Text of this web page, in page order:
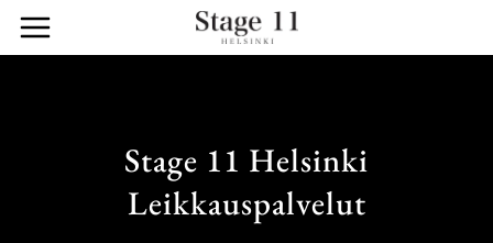
Siirry
sisältöön
Stage 11 Helsinki
Leikkauspalvelut